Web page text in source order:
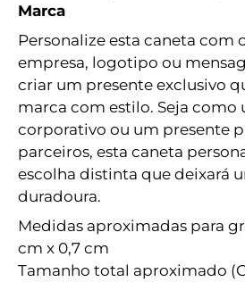
Marca
Personalize esta caneta com
empresa, logotipo ou
criar um presente exclusivo
marca com estilo. Seja como
corporativo ou um presente
parceiros, esta caneta
escolha distinta que deixará
duradoura.
Medidas aproximadas para
cm x 0,7 cm
Tamanho total aproximado